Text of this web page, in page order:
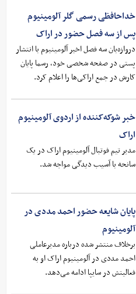
خداحافظی رسمی گلر آلومینیوم
پس از سه فصل حضور در اراک
دروازه‌بان سه فصل اخیر آلومینیوم با انتشار
پستی در صفحه شخصی خود، رسما پایان
کارش در جمع اراکی‌ها را اعلام کرد.
خبر شوکه‌کننده از اردوی آلومینیوم
اراک
مدیر تیم فوتبال آلومینیوم اراک در یک
سانحه با آسیب دیدگی مواجه شد.
پایان شایعه حضور احمد مددی در
آلومینیوم
برخلاف منتشر شده درباره مدیرعاملی
احمد مددی در آلومینیوم اراک او به
فعالیتش در سایپا ادامه می‌دهد.